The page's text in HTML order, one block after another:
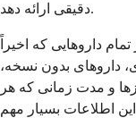
دقیقی ارائه دهد.
داروهایی که اخیراً
داروهای بدون نسخه،
و مدت زمانی که هر
اطلاعات بسیار مهم